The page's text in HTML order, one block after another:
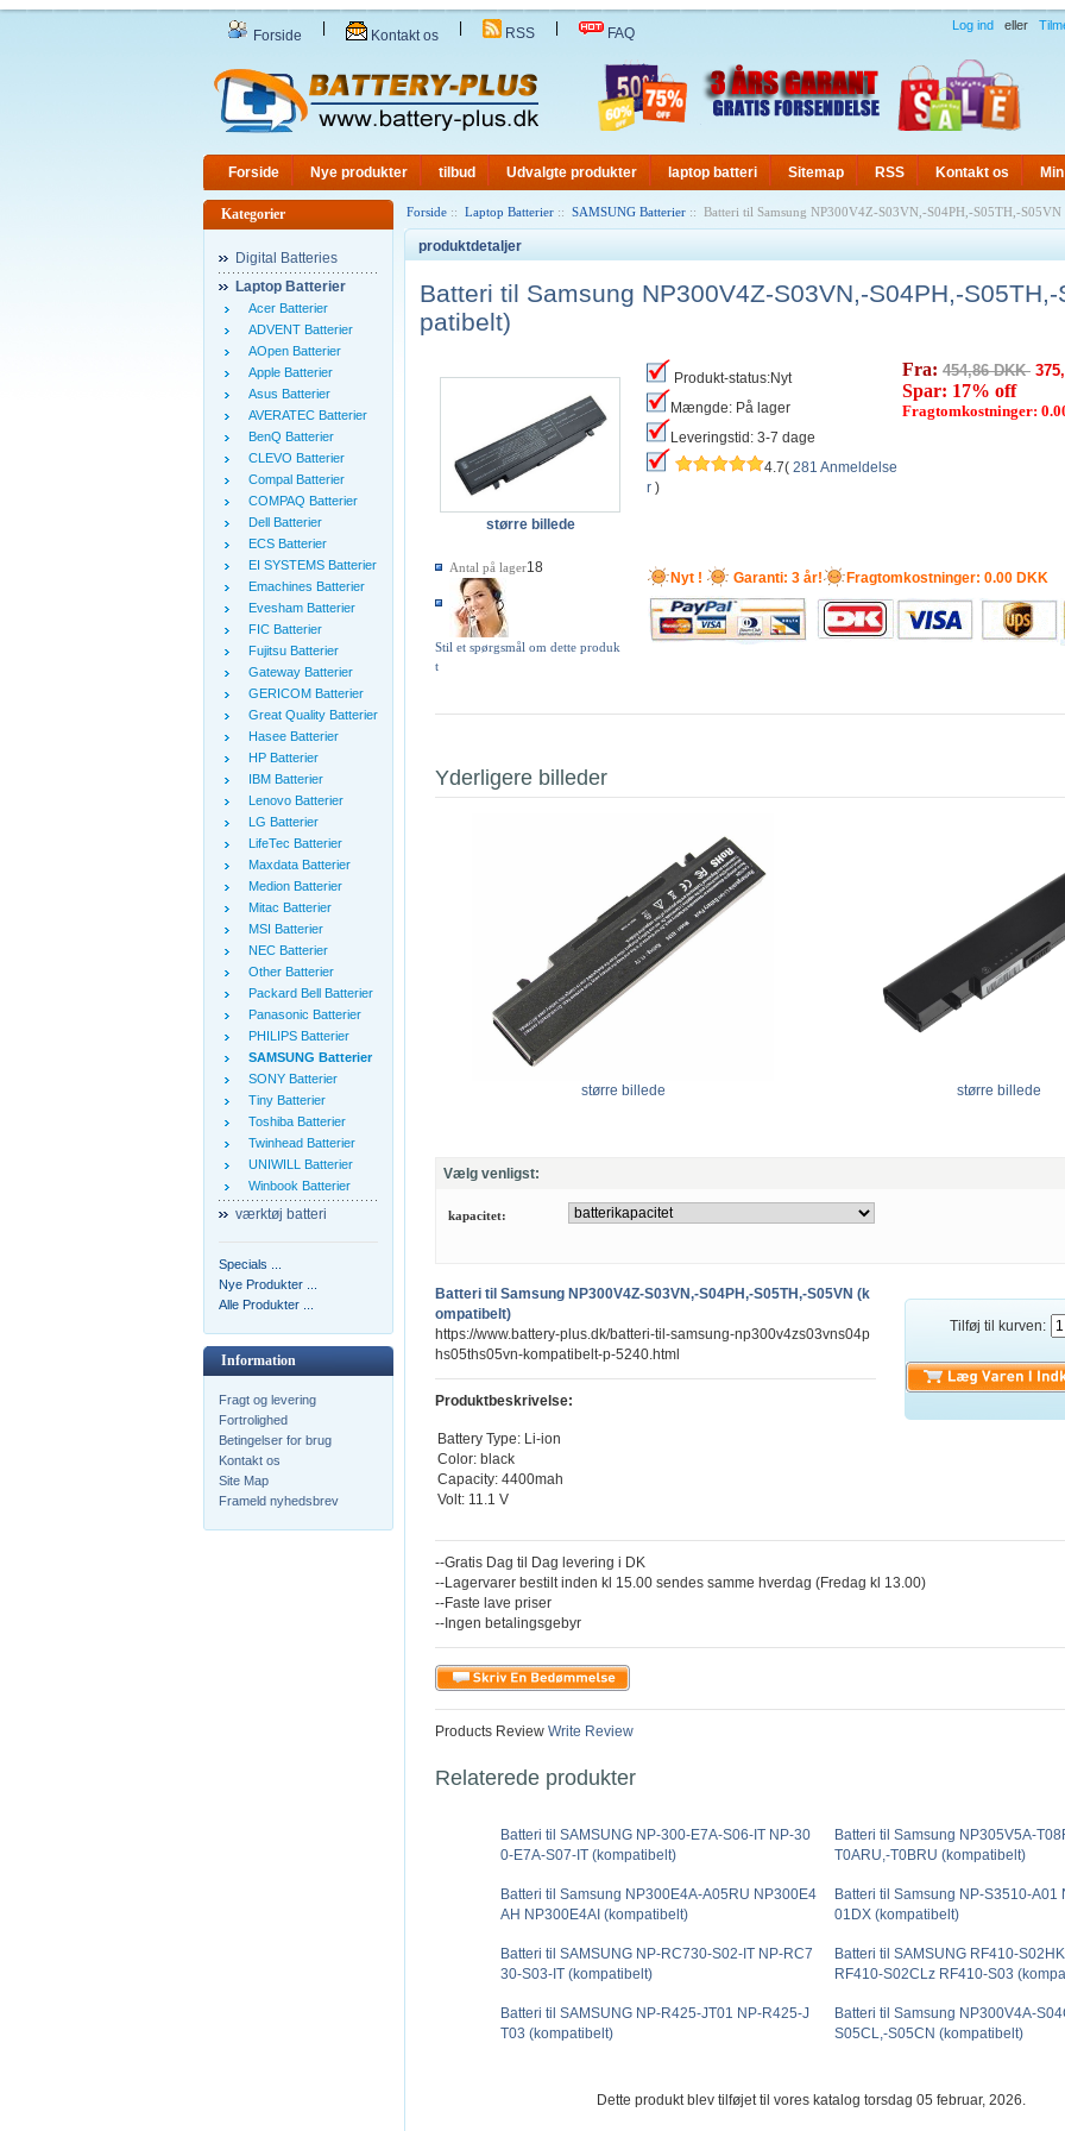
Forside Kontakt os RSS FAQ Log ind eller
Forside Nye produkter tilbud Udvalgte produkter laptop batteri Sitemap RSS Kontakt os
Kategorier
Digital Batteries
Laptop Batterier
Acer Batterier
ADVENT Batterier
AOpen Batterier
Apple Batterier
Asus Batterier
AVERATEC Batterier
BenQ Batterier
CLEVO Batterier
Compal Batterier
COMPAQ Batterier
Dell Batterier
ECS Batterier
EI SYSTEMS Batterier
Emachines Batterier
Evesham Batterier
FIC Batterier
Fujitsu Batterier
Gateway Batterier
GERICOM Batterier
Great Quality Batterier
Hasee Batterier
HP Batterier
IBM Batterier
Lenovo Batterier
LG Batterier
LifeTec Batterier
Maxdata Batterier
Medion Batterier
Mitac Batterier
MSI Batterier
NEC Batterier
Other Batterier
Packard Bell Batterier
Panasonic Batterier
PHILIPS Batterier
SAMSUNG Batterier
SONY Batterier
Tiny Batterier
Toshiba Batterier
Twinhead Batterier
UNIWILL Batterier
Winbook Batterier
værktøj batteri
Specials ...
Nye Produkter ...
Alle Produkter ...
Information
Fragt og levering
Fortrolighed
Betingelser for brug
Kontakt os
Site Map
Frameld nyhedsbrev
Forside :: Laptop Batterier :: SAMSUNG Batterier :: Batteri til Samsung NP300V4Z-S03VN,-S04PH,-S05TH,-
produktdetaljer
Batteri til Samsung NP300V4Z-S03VN,-S04PH,-
patibelt)
større billede
Antal på lager18
Stil et spørgsmål om dette produk
t
Produkt-status:Nyt
Mængde: På lager
Leveringstid: 3-7 dage
4.7( 281 Anmeldelse
r )
Fra: 454,86 DKK
Spar: 17% off
Fragtomkostninger:
Nyt ! Garanti: 3 år! Fragtomkostninger: 0.00 DKK
Yderligere billeder
større billede større billede
Vælg venligst:
kapacitet:
Tilføj til kurven:
Batteri til Samsung NP300V4Z-S03VN,-S04PH,-S05TH,-S05VN (k
ompatibelt)
https://www.battery-plus.dk/batteri-til-samsung-np300v4zs03vns04p
hs05ths05vn-kompatibelt-p-5240.html
Produktbeskrivelse:
Battery Type: Li-ion
Color: black
Capacity: 4400mah
Volt: 11.1 V
--Gratis Dag til Dag levering i DK
--Lagervarer bestilt inden kl 15.00 sendes samme hverdag (Fredag kl 13.00)
--Faste lave priser
--Ingen betalingsgebyr
Products Review Write Review
Relaterede produkter
Batteri til SAMSUNG NP-300-E7A-S06-IT NP-30
0-E7A-S07-IT (kompatibelt)
Batteri til Samsung NP305V5A-
T0ARU,-T0BRU (kompatibelt)
Batteri til Samsung NP300E4A-A05RU NP300E4
AH NP300E4AI (kompatibelt)
Batteri til Samsung NP-S3510-A01
01DX (kompatibelt)
Batteri til SAMSUNG NP-RC730-S02-IT NP-RC7
30-S03-IT (kompatibelt)
Batteri til SAMSUNG RF410-
RF410-S02CLz RF410-S03
Batteri til SAMSUNG NP-R425-JT01 NP-R425-J
T03 (kompatibelt)
Batteri til Samsung NP300V4A-
S05CL,-S05CN (kompatibelt)
Dette produkt blev tilføjet til vores katalog torsdag 05 februar, 2026.